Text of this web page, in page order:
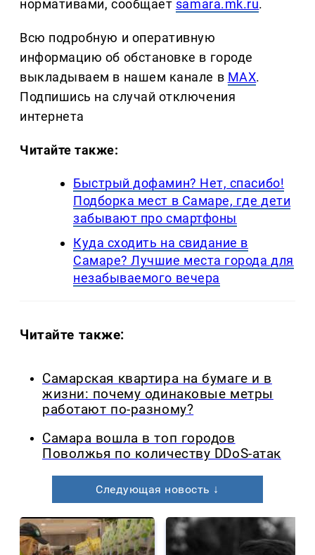
нормативами, сообщает samara.mk.ru.
Всю подробную и оперативную
информацию об обстановке в городе
выкладываем в нашем канале в MAX.
Подпишись на случай отключения
интернета
Читайте также:
Быстрый дофамин? Нет, спасибо!
Подборка мест в Самаре, где дети
забывают про смартфоны
Куда сходить на свидание в
Самаре? Лучшие места города для
незабываемого вечера
Читайте также:
Самарская квартира на бумаге и в
жизни: почему одинаковые метры
работают по-разному?
Самара вошла в топ городов
Поволжья по количеству DDoS-атак
Следующая новость ↓